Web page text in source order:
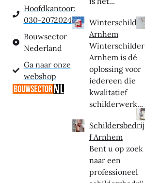
Hoofdkantoor:
030-2072024
Bouwsector
Nederland
Ga naar onze
webshop
Winterschilder
Arnhem
Winterschilder
Arnhem is dé
oplossing voor
iedereen die
kwalitatief
schilderwerk...
Schildersbedrij
f Arnhem
Bent u op zoek
naar een
professioneel